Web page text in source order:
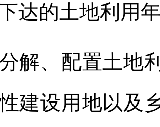
达的土地利用
、配置土地
建设用地以及